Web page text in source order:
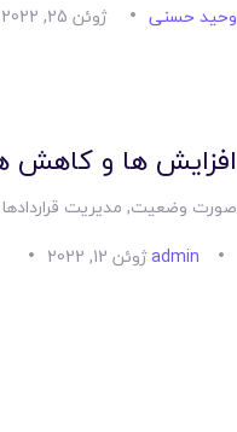
وحید حسنی
ژوئن 25, 2022
افزایش ها و
صورت وضعیت, مدیریت قراردادها
adminژوئن 12, 2022